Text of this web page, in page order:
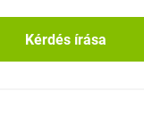
Kérdés írása